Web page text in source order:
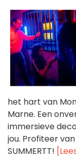
het hart van
Marne. Een
immersieve
jou. Profiteer
SUMMERTT!